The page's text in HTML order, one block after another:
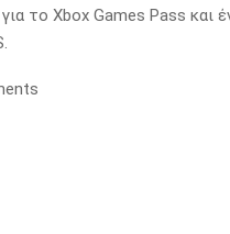
το Xbox Games Pass και